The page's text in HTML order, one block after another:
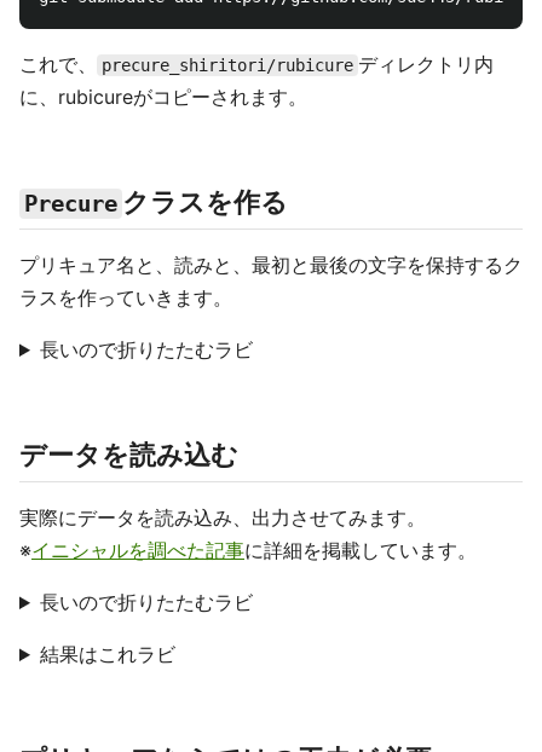
これで、 precure_shiritori/rubicure ディレクトリ内
に、rubicureがコピーされます。
Precure クラスを作る
プリキュア名と、読みと、最初と最後の文字を保持するク
ラスを作っていきます。
長いので折りたたむラビ
データを読み込む
実際にデータを読み込み、出力させてみます。
※イニシャルを調べた記事に詳細を掲載しています。
長いので折りたたむラビ
結果はこれラビ